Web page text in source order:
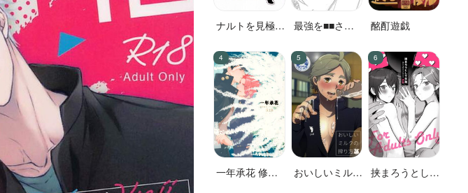
ナルトを見極め
す!
最強を■■させ
酩酊遊戯
一年承花 修学
おいしいミルク
挟まろうとして